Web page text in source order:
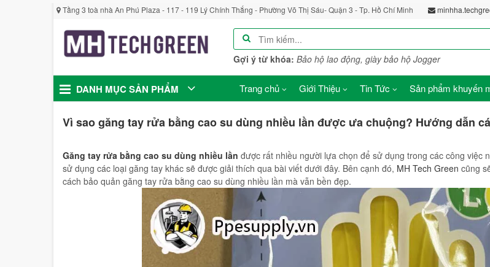
Tầng 3 toà nhà An Phú Plaza - 117 - 119 Lý Chính Thắng - Phường Võ Thị Sáu- Quận 3 - Tp. Hồ Chí Minh
Gợi ý từ khóa: Bảo hộ lao động, giày bảo hộ Jogger
DANH MỤC SẢN PHẨM Trang chủ Sản phẩm khuyến
Vì sao găng tay rửa bằng cao su dùng nhiều lần được ưa chuộng? Hướng dẫn
Găng tay rửa bằng cao su dùng nhiều lần
được rất nhiều người lựa chọn để sử dụng trong các công việc
sử dụng các loại găng tay khác sẽ được giải thích qua bài viết dưới đây. Bên cạnh đó,MH Tech Greencũng
cách bảo quản găng tay rửa bằng cao su dùng nhiều lần mà vẫn bền đẹp.